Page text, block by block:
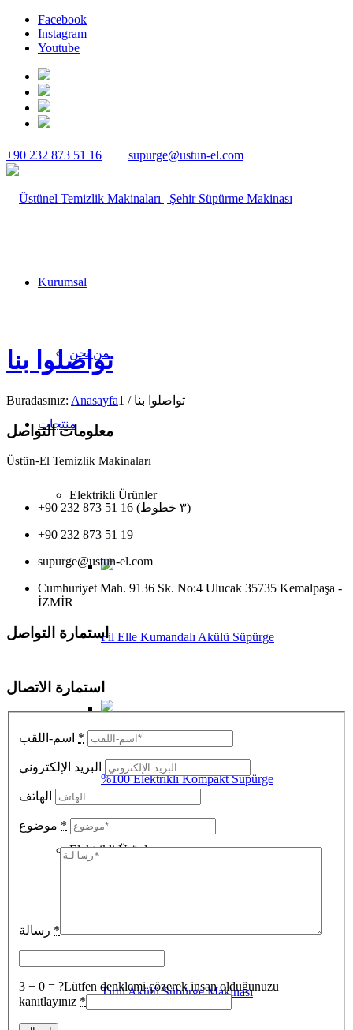
Facebook
Instagram
Youtube
+90 232 873 51 16 supurge@ustun-el.com
Kurumsal
من نحن
منتجات
Elektrikli Ürünler
Fil Elle Kumandalı Akülü Süpürge
%100 Elektrikli Kompakt Süpürge
Elektrikli Ürünler
Tırtıl Akülü Süpürge Makinası
تواصلوا بنا
Buradasınız: Anasayfa1 / تواصلوا بنا
معلومات التواصل
Üstün-El Temizlik Makinaları
+90 232 873 51 16 (٣ خطوط)
+90 232 873 51 19
supurge@ustun-el.com
Cumhuriyet Mah. 9136 Sk. No:4 Ulucak 35735 Kemalpaşa -
İZMİR
استمارة التواصل
استمارة الاتصال
*
البريد الإلكتروني
الهاتف
*
*
3 + 0 = ?Lütfen denklemi çözerek insan olduğunuzu
kanıtlayınız *